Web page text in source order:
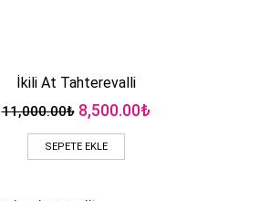
İkili At Tahterevalli
11,000.00₺ Orijinal
11,000.00₺.
8,500.00₺Şu
SEPETE EKLE